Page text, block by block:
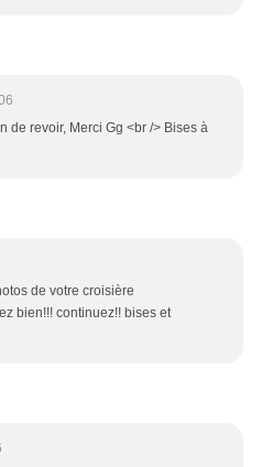
de revoir, Merci Gg <br /> Bises à
de votre croisière
bien!!! continuez!! bises et